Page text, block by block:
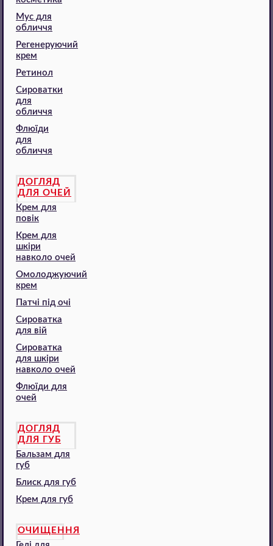
Мус для
обличчя
Регенеруючий
крем
Ретинол
Сироватки
для
обличчя
Флюїди
для
обличчя
ДОГЛЯД
ДЛЯ ОЧЕЙ
Крем для
повік
Крем для
шкіри
навколо очей
Омолоджуючий
крем
Патчі під очі
Сироватка
для вій
Сироватка
для шкіри
навколо очей
Флюїди для
очей
ДОГЛЯД
ДЛЯ ГУБ
Бальзам для
губ
Блиск для губ
Крем для губ
ОЧИЩЕННЯ